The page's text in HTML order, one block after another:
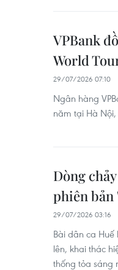
VPBank
World
29/07/2026 07:10
Ngân hàng
năm tại Hà
Dòng
phiên bản
29/07/2026 03:16
Bài dân ca
lên, khai thác
thống tỏa sáng